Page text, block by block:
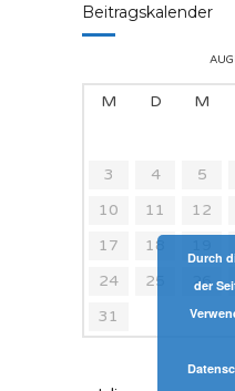
Beitragskalender
M D M
3
4 5
10
11 12
17
18
24
25 26
31
Durch
der